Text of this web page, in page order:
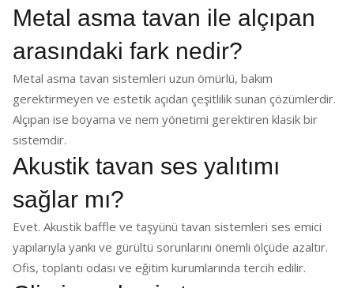
Metal asma tavan ile alçıpan
arasındaki fark nedir?
Metal asma tavan sistemleri uzun ömürlü, bakım
gerektirmeyen ve estetik açıdan çeşitlilik sunan çözümlerdir.
Alçıpan ise boyama ve nem yönetimi gerektiren klasik bir
sistemdir.
Akustik tavan ses yalıtımı
sağlar mı?
Evet. Akustik baffle ve taşyünü tavan sistemleri ses emici
yapılarıyla yankı ve gürültü sorunlarını önemli ölçüde azaltır.
Ofis, toplantı odası ve eğitim kurumlarında tercih edilir.